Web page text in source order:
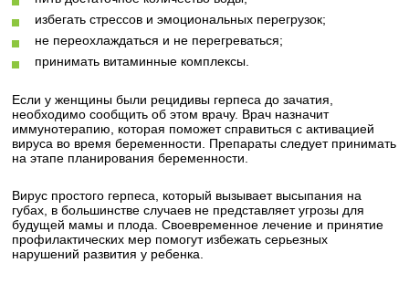
избегать стрессов и эмоциональных перегрузок;
не переохлаждаться и не перегреваться;
принимать витаминные комплексы.
Если у женщины были рецидивы герпеса до зачатия,
необходимо сообщить об этом врачу. Врач назначит
иммунотерапию, которая поможет справиться с активацией
вируса во время беременности. Препараты следует принимать
на этапе планирования беременности.
Вирус простого герпеса, который вызывает высыпания на
губах, в большинстве случаев не представляет угрозы для
будущей мамы и плода. Своевременное лечение и принятие
профилактических мер помогут избежать серьезных
нарушений развития у ребенка.